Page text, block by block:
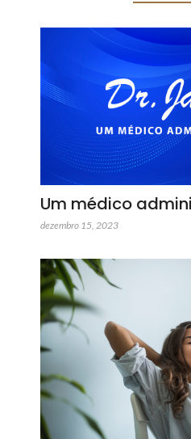
Um médico
dezembro 15, 2023